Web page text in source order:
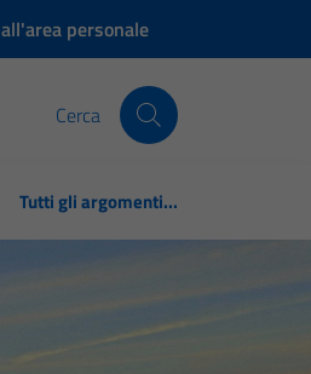
personale
Cerca
Tutti gli argomenti...